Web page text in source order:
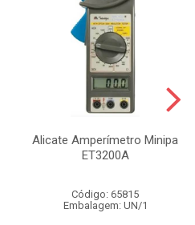
Alicate Amperímetro Minipa
ET3200A
Código: 65815
Embalagem: UN/1